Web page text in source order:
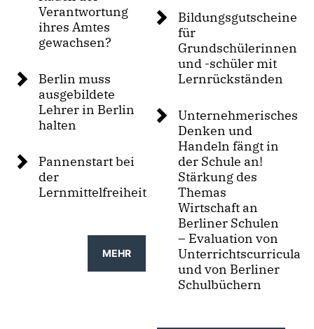
Verantwortung
ihres Amtes
gewachsen?
Berlin muss
ausgebildete
Lehrer in Berlin
halten
Pannenstart bei
der
Lernmittelfreiheit
MEHR
Bildungsgutscheine
für
Grundschülerinnen
und -schüler mit
Lernrückständen
Unternehmerisches
Denken und
Handeln fängt in
der Schule an!
Stärkung des
Themas
Wirtschaft an
Berliner Schulen
– Evaluation von
Unterrichtscurricula
und von Berliner
Schulbüchern